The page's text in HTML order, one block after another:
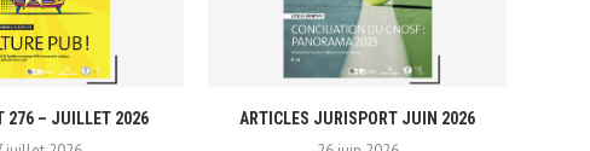
276 – JUILLET 2026 ARTICLES JURISPORT JUIN 2026